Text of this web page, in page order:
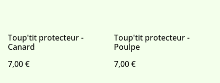
Toup'tit protecteur -
Canard
7,00 €
Toup'tit protecteur -
Poulpe
7,00 €